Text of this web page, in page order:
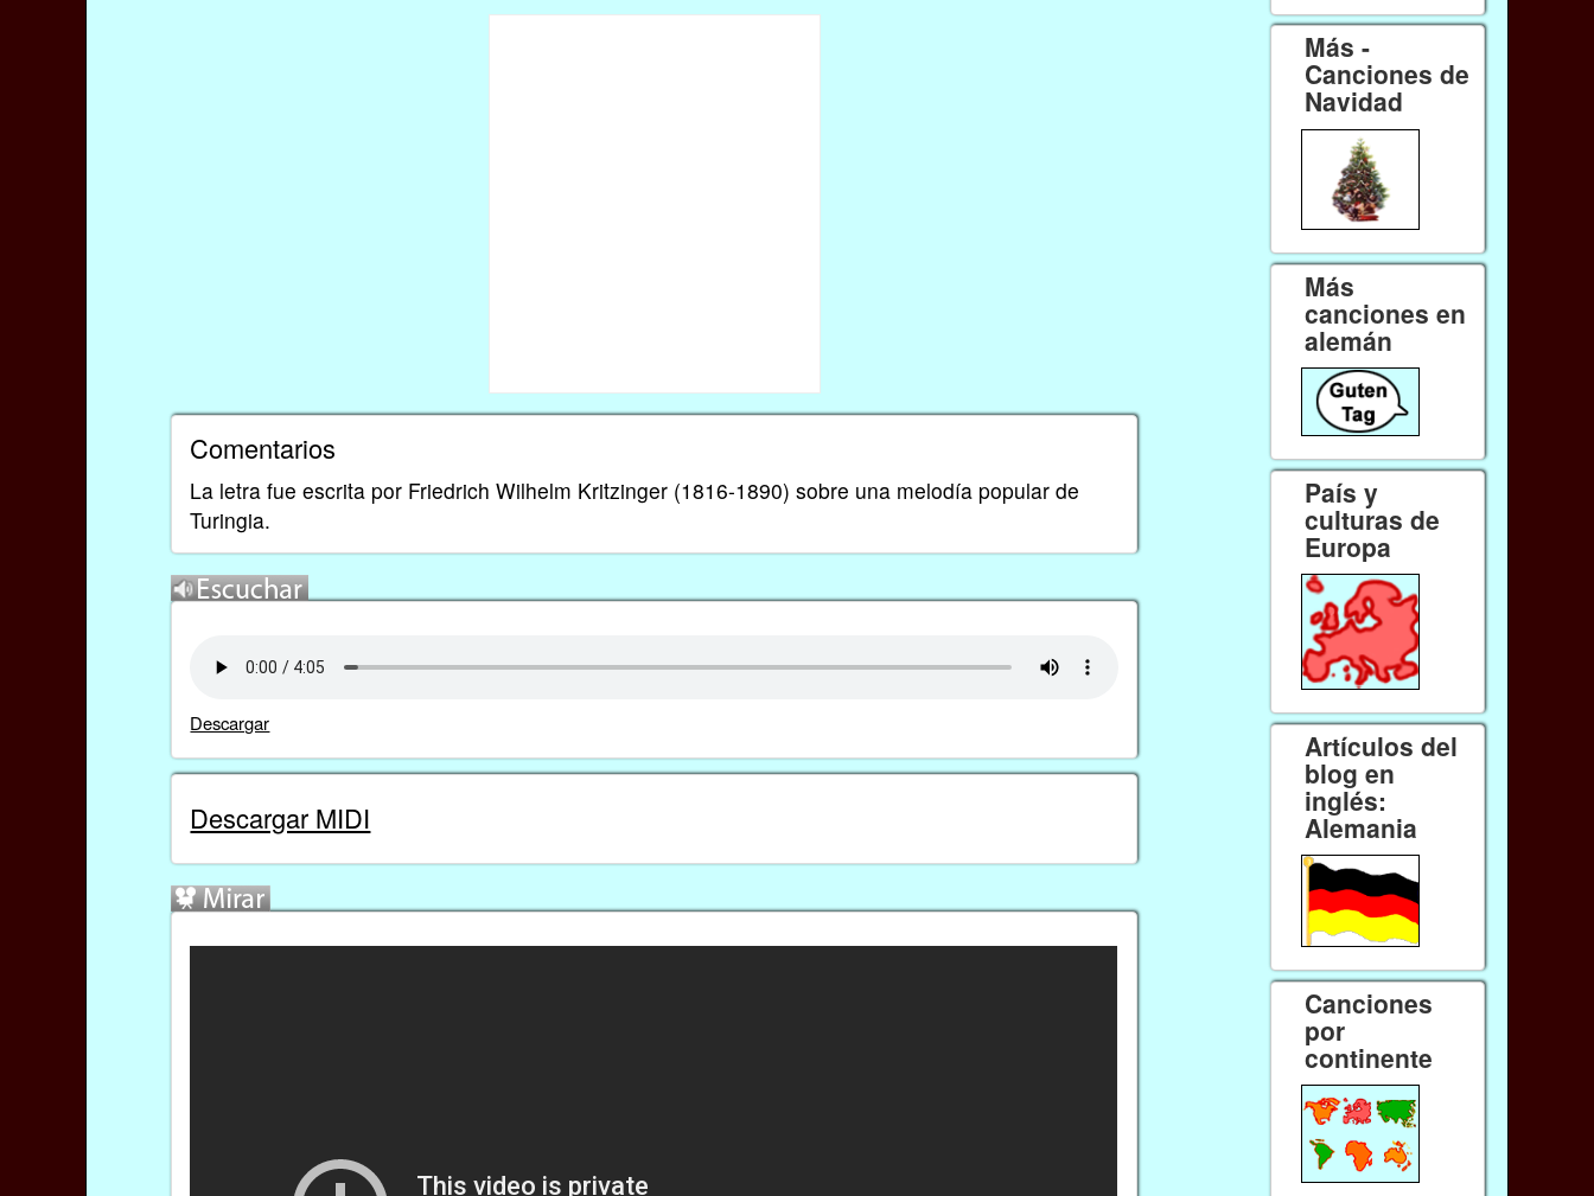
Comentarios
La letra fue escrita por Friedrich Wilhelm Kritzinger (1816-1890) sobre una melodía popular de
Turingia.
Descargar
Descargar MIDI
Más -
Canciones de
Navidad
Más
canciones en
alemán
País y
culturas de
Europa
Artículos del
blog en
inglés:
Alemania
Canciones
por
continente